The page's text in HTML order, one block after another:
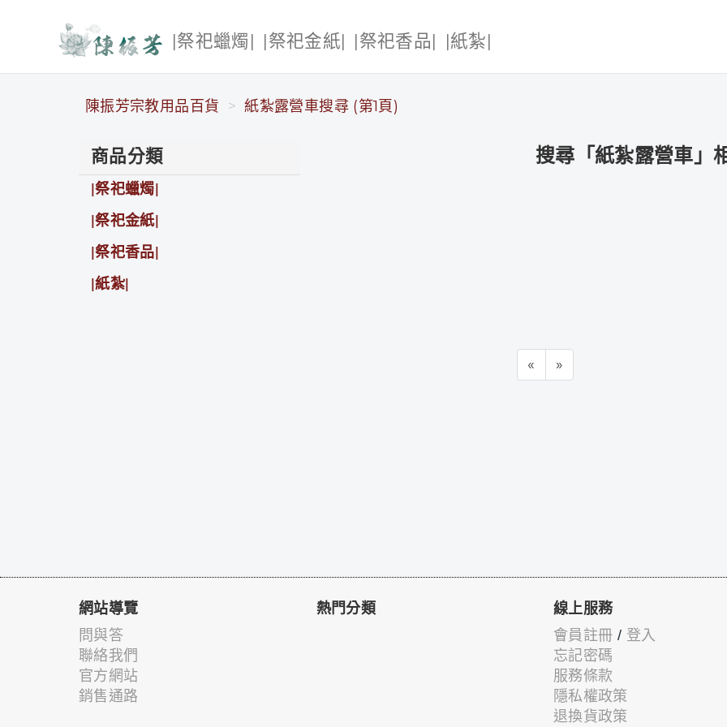
陳振芳宗教用品百貨
|祭祀蠟燭| |祭祀金紙| |祭祀香品| |紙紮|
陳振芳宗教用品百貨 紙紮露營車搜尋 (第1頁)
商品分類
|祭祀蠟燭|
|祭祀金紙|
|祭祀香品|
|紙紮|
搜尋「紙紮露營車」
« »
網站導覽
問與答
聯絡我們
官方網站
銷售通路
熱門分類 線上服務
會員註冊 / 登入
忘記密碼
服務條款
隱私權政策
退換貨政策